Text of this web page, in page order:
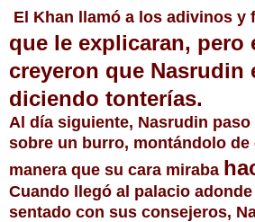
El Khan llamó a los adivinos y
que le explicaran, pero
creyeron que Nasrudin
diciendo tonterías.
Al día siguiente, Nasrudin
sobre un burro, montándolo de
manera que su cara miraba
Cuando llegó al palacio
sentado con sus consejeros,